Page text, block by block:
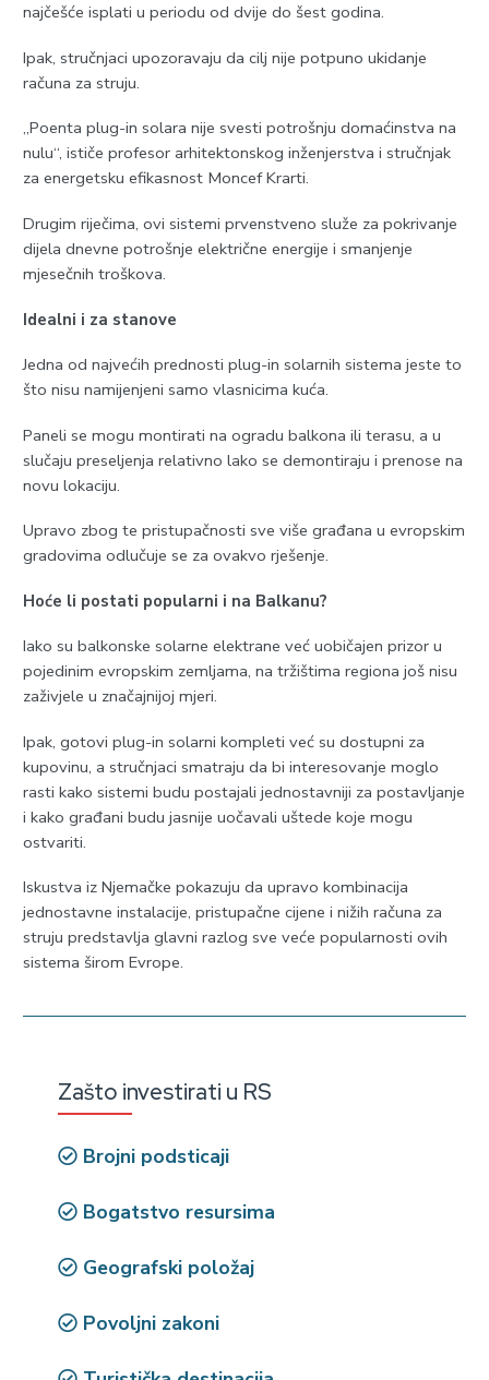
najčešće isplati u periodu od dvije do šest godina.
Ipak, stručnjaci upozoravaju da cilj nije potpuno ukidanje
računa za struju.
„Poenta plug-in solara nije svesti potrošnju domaćinstva na
nulu“, ističe profesor arhitektonskog inženjerstva i stručnjak
za energetsku efikasnost Moncef Krarti.
Drugim riječima, ovi sistemi prvenstveno služe za pokrivanje
dijela dnevne potrošnje električne energije i smanjenje
mjesečnih troškova.
Idealni i za stanove
Jedna od najvećih prednosti plug-in solarnih sistema jeste to
što nisu namijenjeni samo vlasnicima kuća.
Paneli se mogu montirati na ogradu balkona ili terasu, a u
slučaju preseljenja relativno lako se demontiraju i prenose na
novu lokaciju.
Upravo zbog te pristupačnosti sve više građana u evropskim
gradovima odlučuje se za ovakvo rješenje.
Hoće li postati popularni i na Balkanu?
Iako su balkonske solarne elektrane već uobičajen prizor u
pojedinim evropskim zemljama, na tržištima regiona još nisu
zaživjele u značajnijoj mjeri.
Ipak, gotovi plug-in solarni kompleti već su dostupni za
kupovinu, a stručnjaci smatraju da bi interesovanje moglo
rasti kako sistemi budu postajali jednostavniji za postavljanje
i kako građani budu jasnije uočavali uštede koje mogu
ostvariti.
Iskustva iz Njemačke pokazuju da upravo kombinacija
jednostavne instalacije, pristupačne cijene i nižih računa za
struju predstavlja glavni razlog sve veće popularnosti ovih
sistema širom Evrope.
Zašto investirati u RS
Brojni podsticaji
Bogatstvo resursima
Geografski položaj
Povoljni zakoni